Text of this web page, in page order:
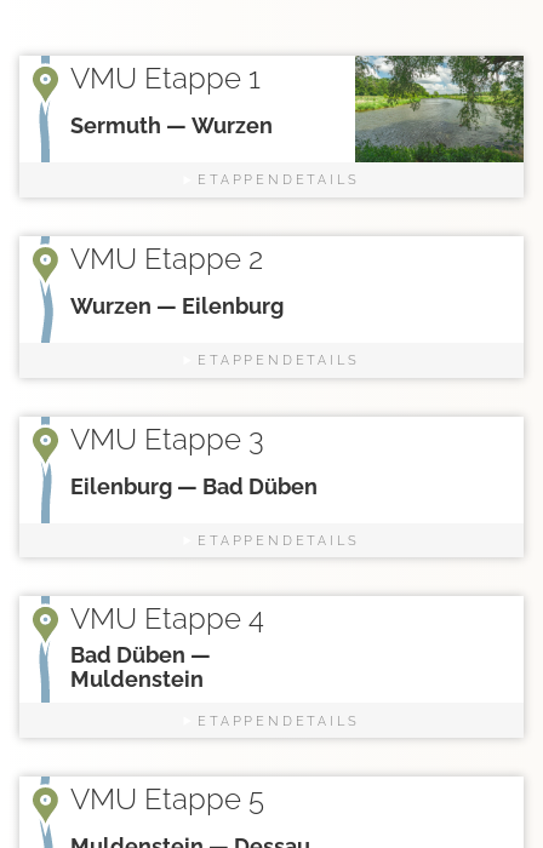
VMU Etappe 1
Sermuth — Wurzen
ETAPPENDETAILS
VMU Etappe 2
Wurzen — Eilenburg
ETAPPENDETAILS
VMU Etappe 3
Eilenburg — Bad Düben
ETAPPENDETAILS
VMU Etappe 4
Bad Düben —
Muldenstein
ETAPPENDETAILS
VMU Etappe 5